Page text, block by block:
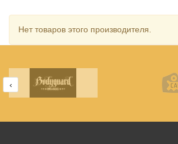
Нет товаров этого производителя.
‹